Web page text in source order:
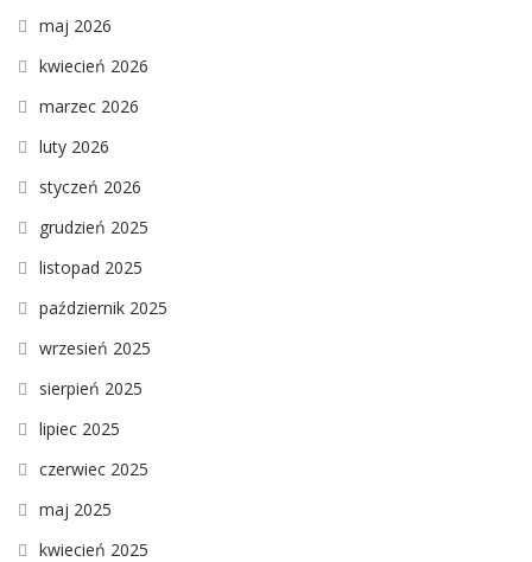
maj 2026
kwiecień 2026
marzec 2026
luty 2026
styczeń 2026
grudzień 2025
listopad 2025
październik 2025
wrzesień 2025
sierpień 2025
lipiec 2025
czerwiec 2025
maj 2025
kwiecień 2025